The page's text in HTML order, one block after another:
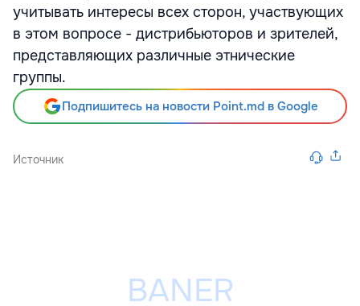
учитывать интересы всех сторон, участвующих
в этом вопросе - дистрибьюторов и зрителей,
представляющих различные этнические
группы.
Подпишитесь на новости Point.md в Google
Источник